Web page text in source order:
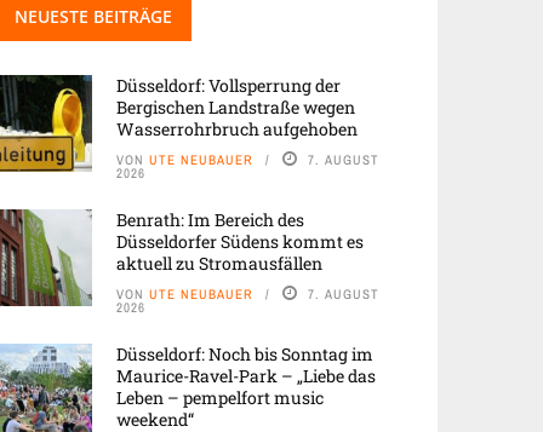
NEUESTE BEITRÄGE
Düsseldorf: Vollsperrung der
Bergischen Landstraße wegen
Wasserrohrbruch aufgehoben
VON UTE NEUBAUER 7. AUGUST
2026
Benrath: Im Bereich des
Düsseldorfer Südens kommt es
aktuell zu Stromausfällen
VON UTE NEUBAUER 7. AUGUST
2026
Düsseldorf: Noch bis Sonntag im
Maurice-Ravel-Park – „Liebe das
Leben – pempelfort music
weekend“